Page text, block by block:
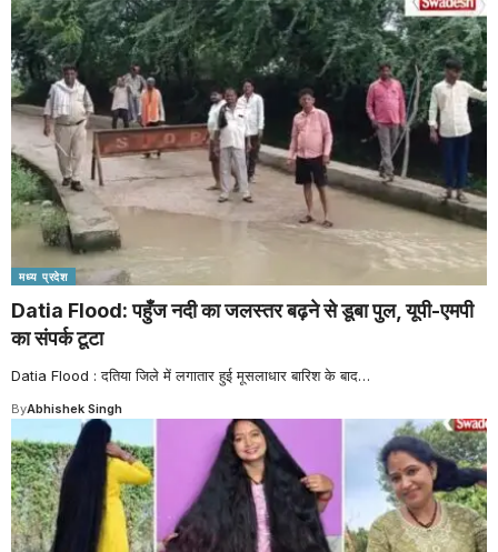
मध्य प्रदेश
Datia Flood: पहुँज नदी का जलस्तर बढ़ने से डूबा पुल, यूपी-एमपी
का संपर्क टूटा
Datia Flood : दतिया जिले में लगातार हुई मूसलाधार बारिश के बाद…
ByAbhishek Singh